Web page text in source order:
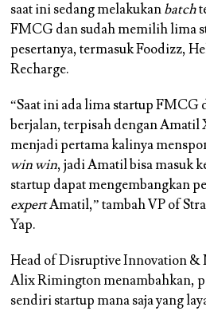
saat ini sedang melakukanbatch
FMCG dan sudah memilih lima
pesertanya, termasuk Foodizz,
Recharge.
“Saat ini ada lima startup FMCG
berjalan, terpisah dengan Amatil
menjadi pertama kalinya
win win, jadi Amatil bisa masuk
startup dapat mengembangkan
expertAmatil,” tambah VP of
Yap.
Head of Disruptive Innovation &
Alix Rimington menambahkan,
sendiri startup mana saja yang